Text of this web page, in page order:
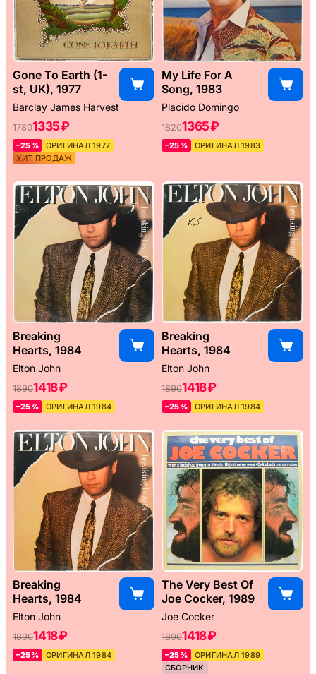
Gone To Earth (1-
st, UK), 1977
Barclay James Harvest
17801335 ₽
–25%
ОРИГИНАЛ 1977
ХИТ ПРОДАЖ
My Life For A
Song, 1983
Placido Domingo
18201365 ₽
–25% ОРИГИНАЛ 1983
Breaking
Hearts, 1984
Elton John
18901418 ₽
–25% ОРИГИНАЛ 1984
Breaking
Hearts, 1984
Elton John
18901418 ₽
–25% ОРИГИНАЛ 1984
Breaking
Hearts, 1984
Elton John
18901418 ₽
–25% ОРИГИНАЛ 1984
The Very Best Of
Joe Cocker, 1989
Joe Cocker
18901418 ₽
–25%
ОРИГИНАЛ 1989
СБОРНИК